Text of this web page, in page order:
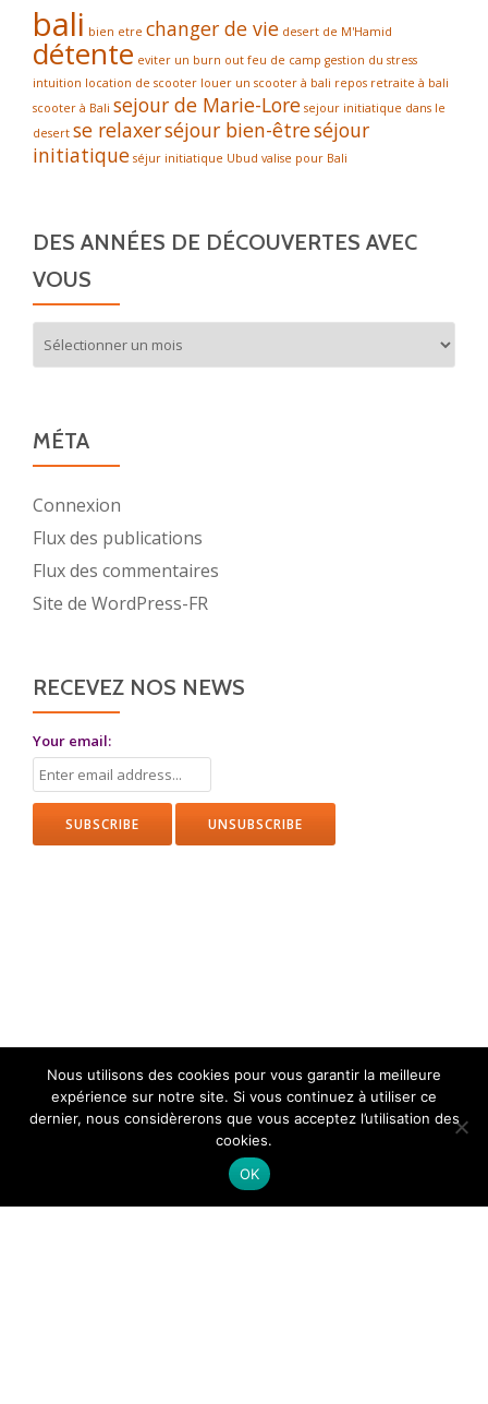
bali bien etre changer de vie desert de M'Hamid
détente eviter un burn out feu de camp gestion du stress
intuition location de scooter louer un scooter à bali repos retraite à bali
scooter à Bali sejour de Marie-Lore sejour initiatique dans le
desert se relaxerséjour bien-êtreséjour
initiatique séjur initiatique Ubud valise pour Bali
DES ANNÉES DE DÉCOUVERTES AVEC
VOUS
années
vous
MÉTA
Connexion
Flux des publications
Flux des commentaires
Site de WordPress-FR
RECEVEZ NOS NEWS
Your email:
Nous utilisons des cookies pour vous garantir la meilleure
expérience sur notre site. Si vous continuez à utiliser ce
dernier, nous considèrerons que vous acceptez l’utilisation des
cookies.
OK